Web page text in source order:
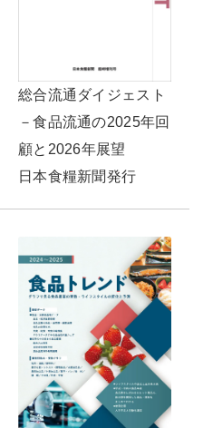
総合流通ダイジェスト
－食品流通の2025年回
顧と2026年展望
日本食糧新聞発行